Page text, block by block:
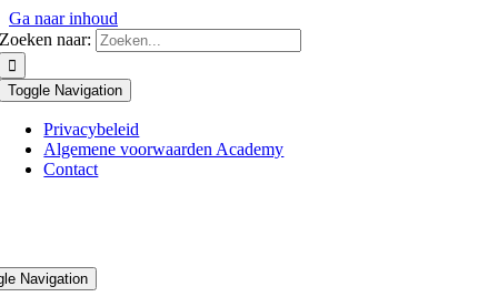
Ga naar inhoud
Zoeken naar:
Toggle Navigation
Privacybeleid
Algemene voorwaarden Academy
Contact
Navigation